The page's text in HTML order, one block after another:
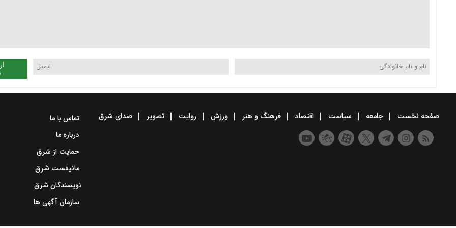
صفحه نخست جامعه سیاست اقتصاد فرهنگ و هنر ورزش روایت تصویر صدای شرق
تماس با ما
درباره ما
حمایت از شرق
مانیفست شرق
نویسندگان شرق
سازمان آگهی ها